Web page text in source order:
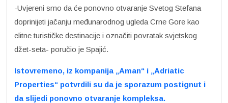
-Uvjereni smo da će ponovno otvaranje Svetog Stefana
doprinijeti jačanju međunarodnog ugleda Crne Gore kao
elitne turističke destinacije i označiti povratak svjetskog
džet-seta- poručio je Spajić.
Istovremeno, iz kompanija „Aman“ i „Adriatic
Properties“ potvrdili su da je sporazum postignut i
da slijedi ponovno otvaranje kompleksa.